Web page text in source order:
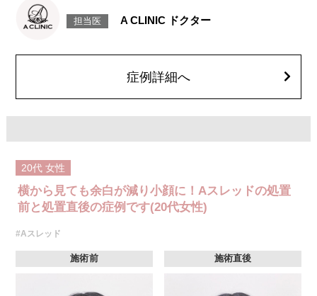
とがございます。また、稀ではありますが、施術部位の細菌感染症、皮膚
のよれ、繊維の突出などが生じることがございます。化膿止め・痛み止め
費用：1部位 184,800円(税込)
オプション：笑気麻酔 3,300円(税込)
担当医 A CLINIC ドクター
症例詳細へ
20代 女性
横から見ても余白が減り小顔に！Aスレッドの処置
前と処置直後の症例です(20代女性)
#Aスレッド
施術前 施術直後